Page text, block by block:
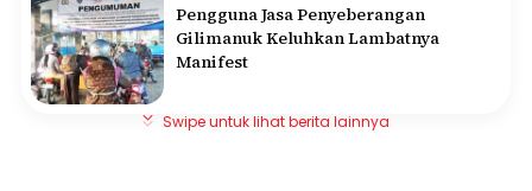
Pengguna Jasa Penyeberangan
Gilimanuk Keluhkan Lambatnya
Manifest
Swipe untuk lihat berita lainnya